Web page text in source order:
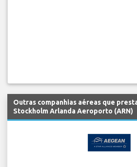
Outras companhias aéreas que
Stockholm Arlanda Aeroporto (ARN)